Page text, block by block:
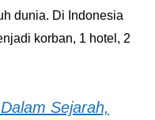
dunia. Di Indonesia
korban, 1 hotel, 2
Sejarah,